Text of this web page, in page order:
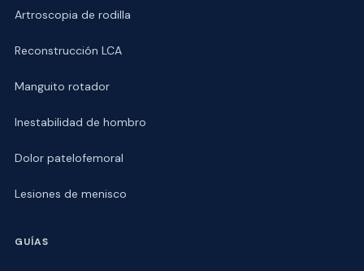
Artroscopia de rodilla
Reconstrucción LCA
Manguito rotador
Inestabilidad de hombro
Dolor patelofemoral
Lesiones de menisco
GUÍAS